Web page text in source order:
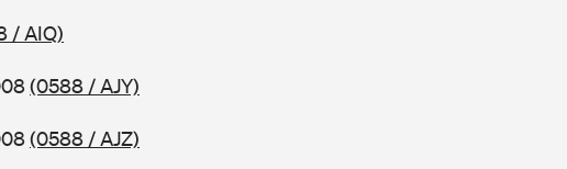
/ AIQ)
(0588 / AJY)
(0588 / AJZ)